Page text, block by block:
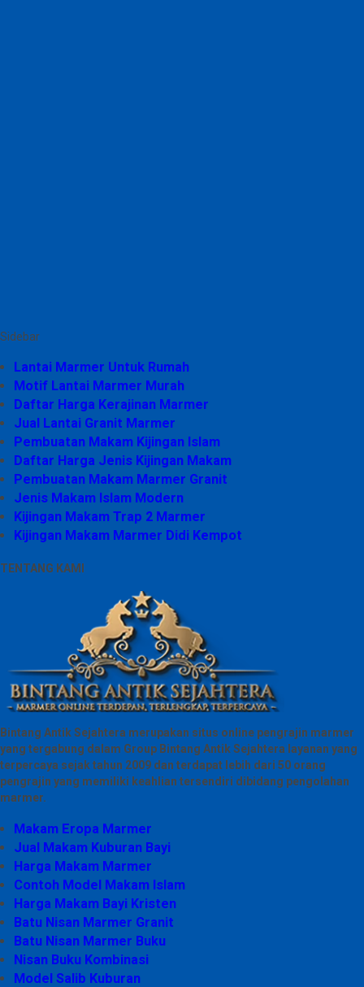
Sidebar
Lantai Marmer Untuk Rumah
Motif Lantai Marmer Murah
Daftar Harga Kerajinan Marmer
Jual Lantai Granit Marmer
Pembuatan Makam Kijingan Islam
Daftar Harga Jenis Kijingan Makam
Pembuatan Makam Marmer Granit
Jenis Makam Islam Modern
Kijingan Makam Trap 2 Marmer
Kijingan Makam Marmer Didi Kempot
TENTANG KAMI
Bintang Antik Sejahtera merupakan situs online pengrajin marmer
yang tergabung dalam Group Bintang Antik Sejahtera layanan yang
terpercaya sejak tahun 2009 dan terdapat lebih dari 50 orang
pengrajin yang memiliki keahlian tersendiri dibidang pengolahan
marmer.
Makam Eropa Marmer
Jual Makam Kuburan Bayi
Harga Makam Marmer
Contoh Model Makam Islam
Harga Makam Bayi Kristen
Batu Nisan Marmer Granit
Batu Nisan Marmer Buku
Nisan Buku Kombinasi
Model Salib Kuburan